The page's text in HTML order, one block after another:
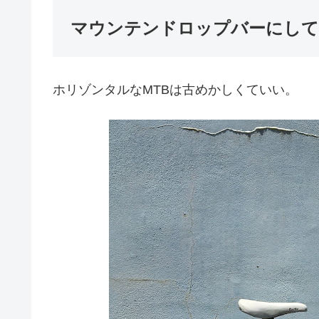
マウンテンドロップバーにし
ホリゾンタルなMTBは古めかしくていい。